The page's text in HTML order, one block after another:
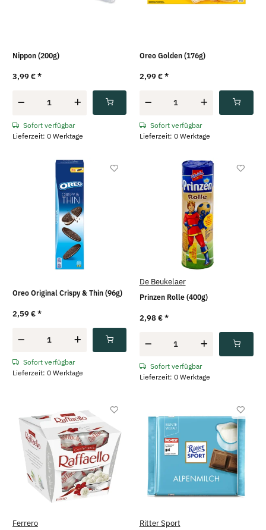
Nippon (200g)
3,99 €*
Sofort verfügbar
Lieferzeit: 0 Werktage
Oreo Golden (176g)
2,99 €*
Sofort verfügbar
Lieferzeit: 0 Werktage
Oreo Original Crispy & Thin (96g)
2,59 €*
Sofort verfügbar
Lieferzeit: 0 Werktage
De Beukelaer
Prinzen Rolle (400g)
2,98 €*
Sofort verfügbar
Lieferzeit: 0 Werktage
Ferrero
Ritter Sport